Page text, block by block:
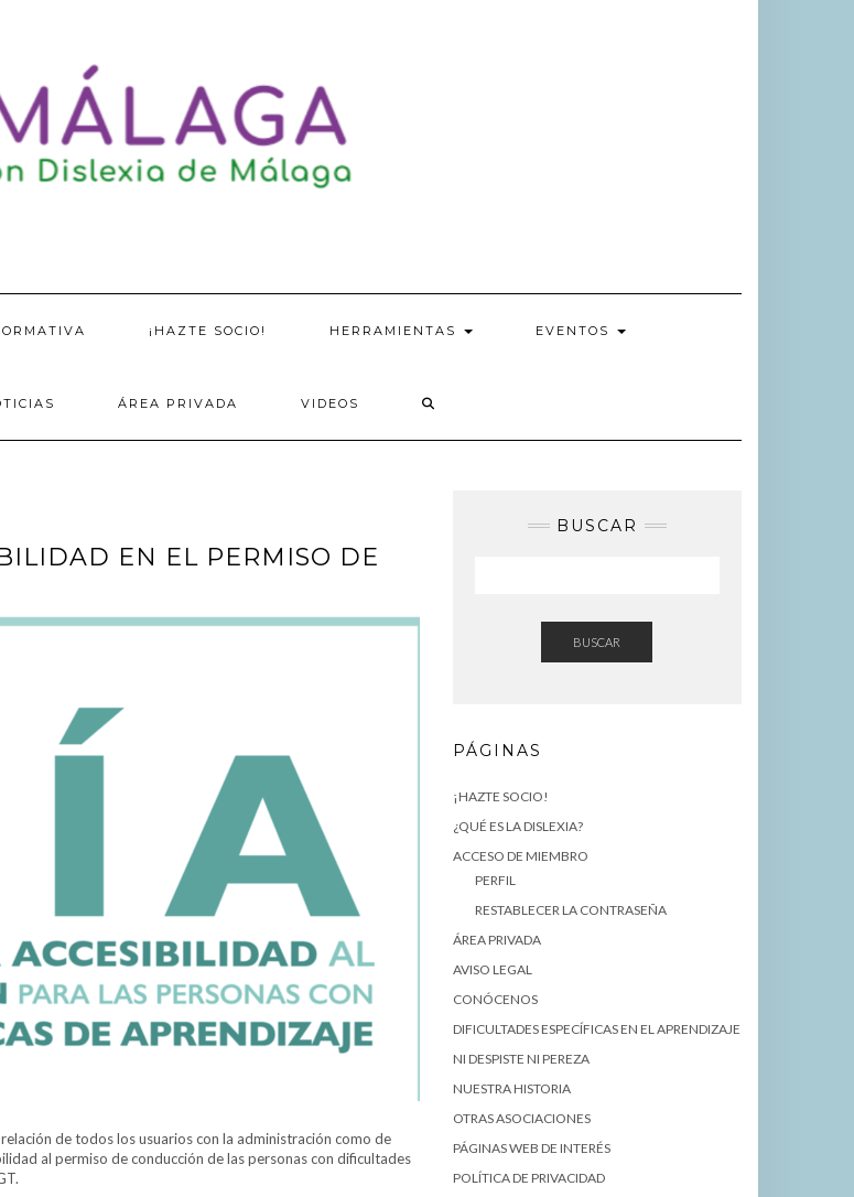
¡HAZTE SOCIO! HERRAMIENTAS EVENTOS
ÁREA PRIVADA VIDEOS
EN EL PERMISO DE
de todos los usuarios con la administración como de
al permiso de conducción de las personas con dificultades
BUSCAR
BUSCAR
PÁGINAS
¡HAZTE SOCIO!
¿QUÉ ES LA DISLEXIA?
ACCESO DE MIEMBRO
PERFIL
RESTABLECER LA CONTRASEÑA
ÁREA PRIVADA
AVISO LEGAL
CONÓCENOS
DIFICULTADES ESPECÍFICAS EN EL APRENDIZAJE
NI DESPISTE NI PEREZA
NUESTRA HISTORIA
OTRAS ASOCIACIONES
PÁGINAS WEB DE INTERÉS
POLÍTICA DE PRIVACIDAD